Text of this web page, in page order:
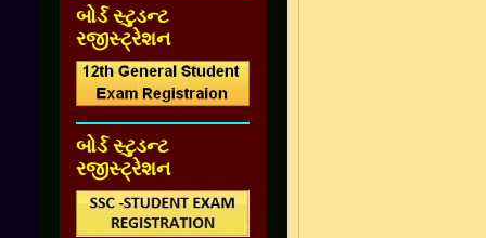
બોર્ડ સ્ટુડન્ટ
રજીસ્ટ્રેશન
બોર્ડ સ્ટુડન્ટ
રજીસ્ટ્રેશન